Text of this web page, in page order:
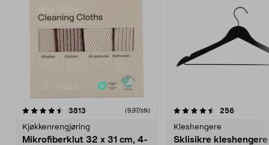
3813 anmeldelser(9,97/stk)
Kjøkkenrengjøring
Mikrofiberklut 32 x 31 cm, 4-
4.5av 5 stjerner 256
Kleshengere
Sklisikre
4.5av 5 stjerner